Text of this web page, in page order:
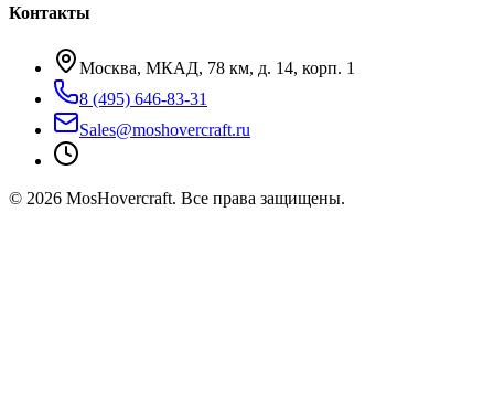
Контакты
Москва, МКАД, 78 км, д. 14, корп. 1
8 (495) 646-83-31
Sales@moshovercraft.ru
© 2026 MosHovercraft. Все права защищены.